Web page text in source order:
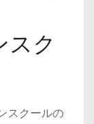
スク
スクールの